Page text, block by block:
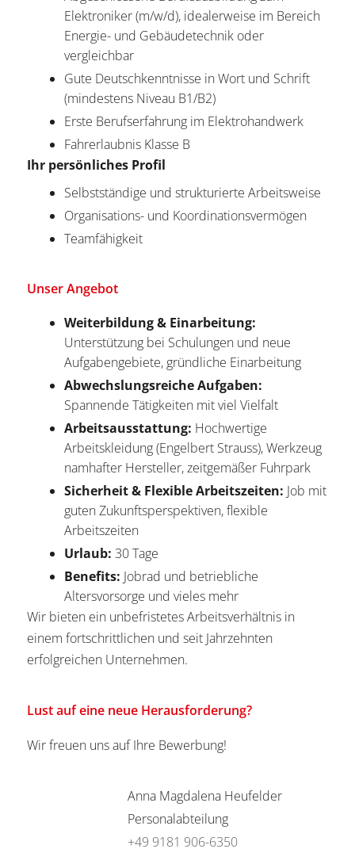
Elektroniker (m/w/d), idealerweise im Bereich
Energie- und Gebäudetechnik oder
vergleichbar
Gute Deutschkenntnisse in Wort und Schrift
(mindestens Niveau B1/B2)
Erste Berufserfahrung im Elektrohandwerk
Fahrerlaubnis Klasse B
Ihr persönliches Profil
Selbstständige und strukturierte Arbeitsweise
Organisations- und Koordinationsvermögen
Teamfähigkeit
Unser Angebot
Weiterbildung & Einarbeitung:
Unterstützung bei Schulungen und neue
Aufgabengebiete, gründliche Einarbeitung
Abwechslungsreiche Aufgaben:
Spannende Tätigkeiten mit viel Vielfalt
Arbeitsausstattung: Hochwertige
Arbeitskleidung (Engelbert Strauss), Werkzeug
namhafter Hersteller, zeitgemäßer Fuhrpark
Sicherheit & Flexible Arbeitszeiten: Job mit
guten Zukunftsperspektiven, flexible
Arbeitszeiten
Urlaub: 30 Tage
Benefits: Jobrad und betriebliche
Altersvorsorge und vieles mehr
Wir bieten ein unbefristetes Arbeitsverhältnis in
einem fortschrittlichen und seit Jahrzehnten
erfolgreichen Unternehmen.
Lust auf eine neue Herausforderung?
Wir freuen uns auf Ihre Bewerbung!
Anna Magdalena Heufelder
Personalabteilung
+49 9181 906-6350